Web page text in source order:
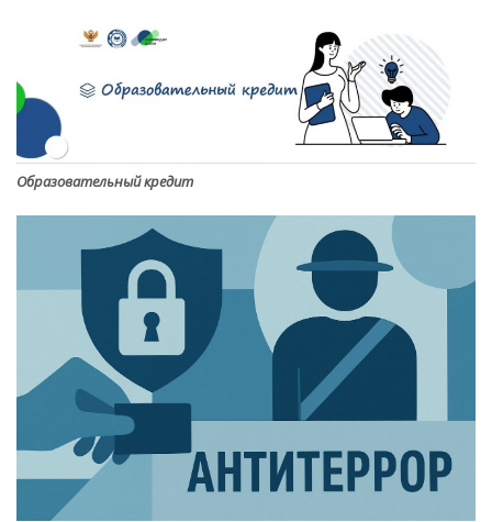
Образовательный кредит